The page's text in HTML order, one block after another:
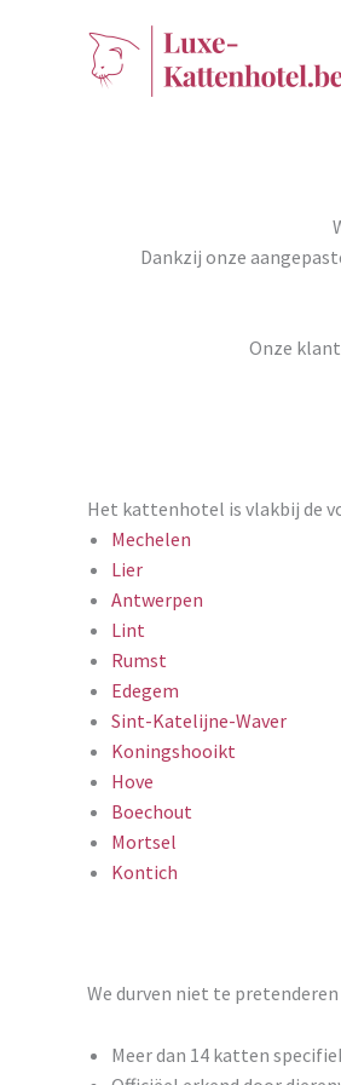
Dankzij onze
Onze
Het kattenhotel is vlakbij de
Mechelen
Lier
Antwerpen
Lint
Rumst
Edegem
Sint-Katelijne-Waver
Koningshooikt
Hove
Boechout
Mortsel
Kontich
We durven niet te
Meer dan 14 katten